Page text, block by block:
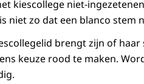
kiescollege niet-
niet zo dat een blanco stem
brengt zijn of
keuze rood te maken.